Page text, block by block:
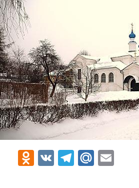
Odnoklassniki
VK Telegram
Mail.Ru